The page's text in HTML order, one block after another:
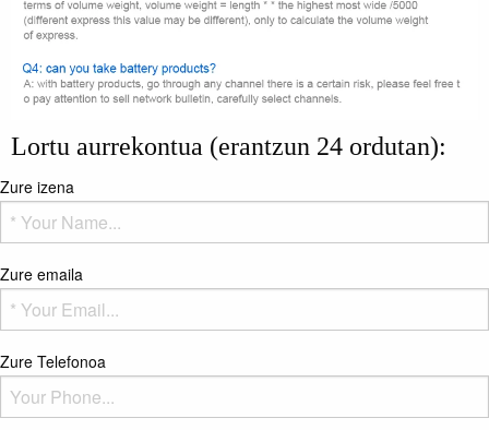
Lortu aurrekontua (erantzun 24 ordutan):
Zure izena
Zure emaila
Zure Telefonoa